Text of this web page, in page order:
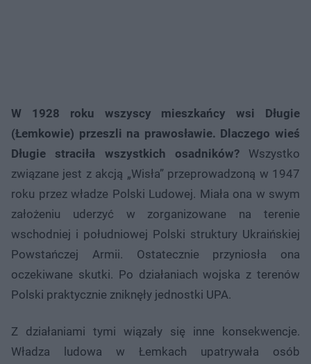
W 1928 roku wszyscy mieszkańcy wsi Długie
(Łemkowie) przeszli na prawosławie. Dlaczego wieś
Długie straciła wszystkich osadników?Wszystko
związane jest z akcją „Wisła” przeprowadzoną w 1947
roku przez władze Polski Ludowej. Miała ona w swym
założeniu uderzyć w zorganizowane na terenie
wschodniej i południowej Polski struktury Ukraińskiej
Powstańczej Armii. Ostatecznie przyniosła ona
oczekiwane skutki. Po działaniach wojska z terenów
Polski praktycznie zniknęły jednostki UPA.
Z działaniami tymi wiązały się inne konsekwencje.
Władza ludowa w Łemkach upatrywała osób